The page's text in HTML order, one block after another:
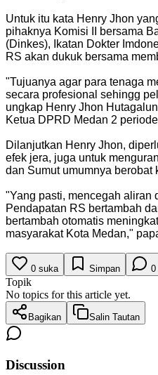
Untuk itu kata Henry Jhon
pihaknya Komisi II bersama
(Dinkes), Ikatan Dokter
RS akan dukuk bersama
"Tujuanya agar para tenaga
secara profesional sehingg
ungkap Henry Jhon
Ketua DPRD Medan 2
Dilanjutkan Henry Jhon,
efek jera, juga untuk
dan Sumut umumnya berobat
"Yang pasti, mencegah aliran
Pendapatan RS bertambah
bertambah otomatis
masyarakat Kota Medan,"
0 suka Simpan 0
Topik
No topics for this article yet.
Bagikan Salin Tautan
Discussion